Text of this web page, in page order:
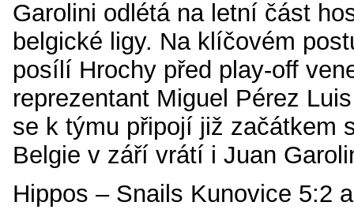
Garolini odlétá na letní část
belgické ligy. Na klíčovém
posílí Hrochy před play-off
reprezentant Miguel Pérez
se k týmu připojí již začátkem
Belgie v září vrátí i Juan
Hippos – Snails Kunovice 5:2